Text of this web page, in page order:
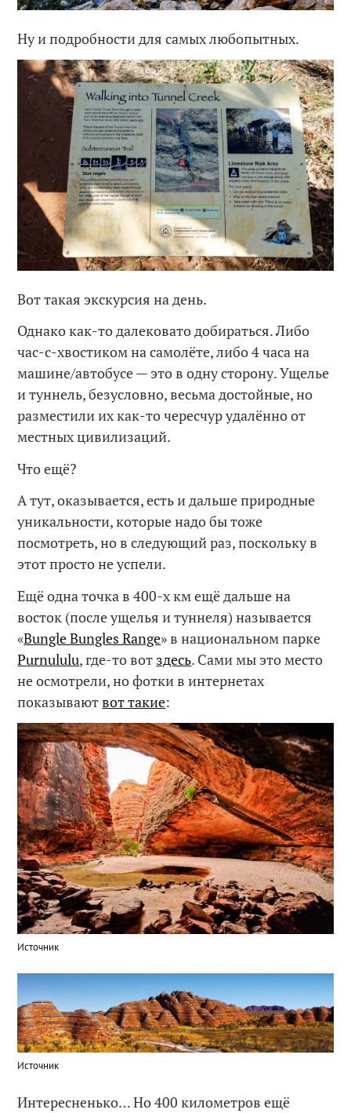
Ну и подробности для самых любопытных.
Вот такая экскурсия на день.
Однако как-то далековато добираться. Либо
час-с-хвостиком на самолёте, либо 4 часа на
машине/автобусе — это в одну сторону. Ущелье
и туннель, безусловно, весьма достойные, но
разместили их как-то чересчур удалённо от
местных цивилизаций.
Что ещё?
А тут, оказывается, есть и дальше природные
уникальности, которые надо бы тоже
посмотреть, но в следующий раз, поскольку в
этот просто не успели.
Ещё одна точка в 400-х км ещё дальше на
восток (после ущелья и туннеля) называется
«Bungle Bungles Range» в национальном парке
Purnululu, где-то вот здесь. Сами мы это место
не осмотрели, но фотки в интернетах
показываютвот такие:
Источник
Источник
Интересненько… Но 400 километров ещё